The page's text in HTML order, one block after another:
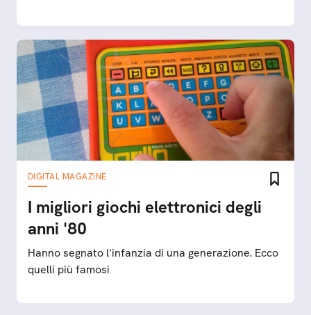
DIGITAL MAGAZINE
I migliori giochi elettronici degli
anni '80
Hanno segnato l'infanzia di una generazione. Ecco
quelli più famosi